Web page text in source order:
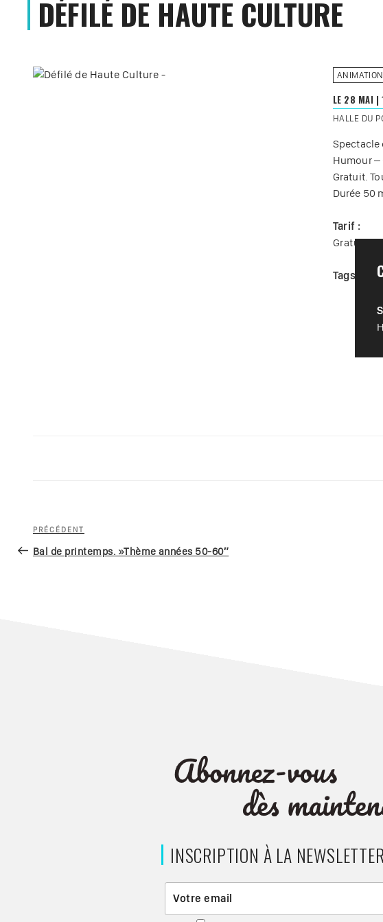
DÉFILÉ DE HAUTE CULTURE
LE 28 MAI |
HALLE DU
Spectacle
Humour –
Gratuit.
Durée 50
Tarif :
Gratuit
Tags :
Navigation
de
Article
précédent
PRÉCÉDENT
Bal de printemps. »Thème années 50-60″
INSCRIPTION À LA NEWSLETTER